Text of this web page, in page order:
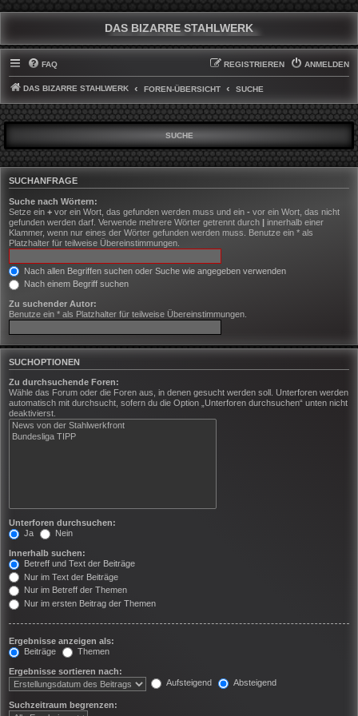
DAS BIZARRE STAHLWERK
FAQ ANMELDEN
REGISTRIEREN
DAS BIZARRE STAHLWERK FOREN-ÜBERSICHT SUCHE
SUCHE
SUCHANFRAGE
Suche nach Wörtern:
Setze ein + vor ein Wort, das gefunden werden muss und ein - vor ein Wort, das nicht
gefunden werden darf. Verwende mehrere Wörter getrennt durch | innerhalb einer
Klammer, wenn nur eines der Wörter gefunden werden muss. Benutze ein * als
Platzhalter für teilweise Übereinstimmungen.
Nach allen Begriffen suchen oder Suche wie angegeben verwenden
Nach einem Begriff suchen
Zu suchender Autor:
Benutze ein * als Platzhalter für teilweise Übereinstimmungen.
SUCHOPTIONEN
Zu durchsuchende Foren:
Wähle das Forum oder die Foren aus, in denen gesucht werden soll. Unterforen werden
automatisch mit durchsucht, sofern du die Option „Unterforen durchsuchen“ unten nicht
deaktivierst.
Unterforen durchsuchen:
Ja
Nein
Innerhalb suchen:
Betreff und Text der Beiträge
Nur im Text der Beiträge
Nur im Betreff der Themen
Nur im ersten Beitrag der Themen
Ergebnisse anzeigen als:
Beiträge
Themen
Ergebnisse sortieren nach:
Aufsteigend
Absteigend
Suchzeitraum begrenzen: